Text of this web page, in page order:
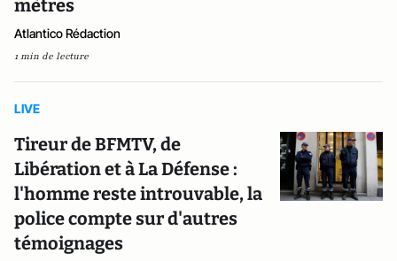
mètres
Atlantico Rédaction
1 min de lecture
LIVE
Tireur de BFMTV, de
Libération et à La Défense :
l'homme reste introuvable, la
police compte sur d'autres
témoignages